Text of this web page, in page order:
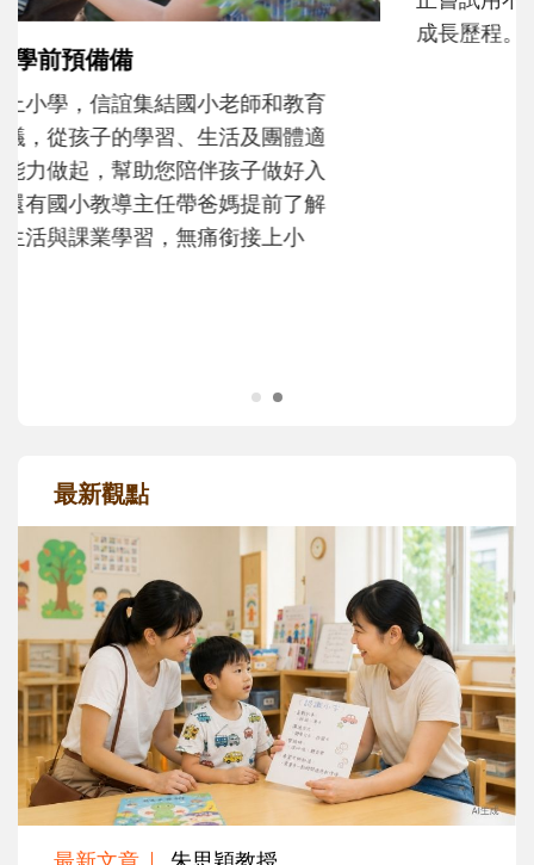
和孩子一起長大的那個男人│讀懂父親的
不同模樣
沒有人天生就擅長當爸爸！男人總是在一次
次「前所未有」的體驗中，跟著孩子一起長
大。從給予安全感的肢體遊戲，到獨立自
主、角色認同及解決問題的能力養成。爸爸
最新觀點